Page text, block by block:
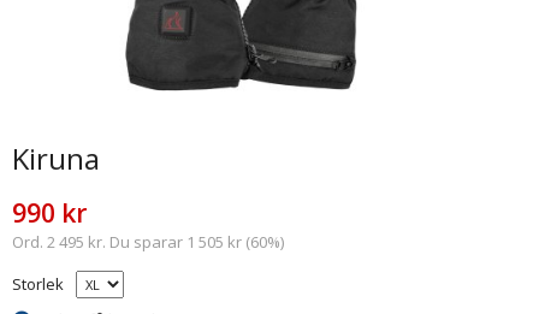
Kiruna
990 kr
Ord. 2 495 kr. Du sparar 1 505 kr (60%)
Storlek